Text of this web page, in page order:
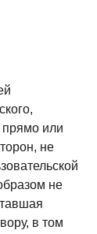
прямо или
не
не
в том